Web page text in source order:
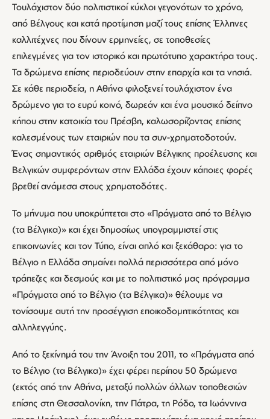
Τουλάχιστον δύο πολιτιστικοί κύκλοι γεγονότων το χρόνο,
από Βέλγους και κατά προτίμηση μαζί τους επίσης Έλληνες
καλλιτέχνες που δίνουν ερμηνείες, σε τοποθεσίες
επιλεγμένες για τον ιστορικό και πρωτότυπο χαρακτήρα τους.
Τα δρώμενα επίσης περιοδεύουν στην επαρχία και τα νησιά.
Σε κάθε περιοδεία, η Αθήνα φιλοξενεί τουλάχιστον ένα
δρώμενο για το ευρύ κοινό, δωρεάν και ένα μουσικό δείπνο
κήπου στην κατοικία του Πρέσβη, καλωσορίζοντας επίσης
καλεσμένους των εταιριών που τα συν-χρηματοδοτούν.
Ένας σημαντικός αριθμός εταιριών Βέλγικης προέλευσης και
Βελγικών συμφερόντων στην Ελλάδα έχουν κάποιες φορές
βρεθεί ανάμεσα στους χρηματοδότες.
Το μήνυμα που υποκρύπτεται στο «Πράγματα από το Βέλγιο
(τα Βέλγικα)» και έχει δημοσίως υπογραμμιστεί στις
επικοινωνίες και τον Τύπο, είναι απλό και ξεκάθαρο: για το
Βέλγιο η Ελλάδα σημαίνει πολλά περισσότερα από μόνο
τράπεζες και δεσμούς και με το πολιτιστικό μας πρόγραμμα
«Πράγματα από το Βέλγιο (τα Βέλγικα)» θέλουμε να
τονίσουμε αυτή την προσέγγιση εποικοδομητικότητας και
αλληλεγγύης.
Από το ξεκίνημά του την Άνοιξη του 2011, το «Πράγματα από
το Βέλγιο (τα Βέλγικα)» έχει φέρει περίπου 50 δρώμενα
(εκτός από την Αθήνα, μεταξύ πολλών άλλων τοποθεσιών
επίσης στη Θεσσαλονίκη, την Πάτρα, τη Ρόδο, τα Ιωάννινα